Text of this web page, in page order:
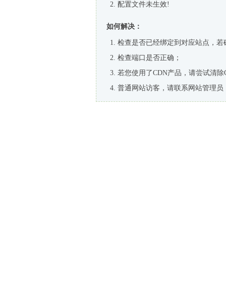
配置文件未生效!
如何解决：
检查是否已经绑定到对应站点，
检查端口是否正确；
若您使用了CDN产品，请尝试清除
普通网站访客，请联系网站管理员